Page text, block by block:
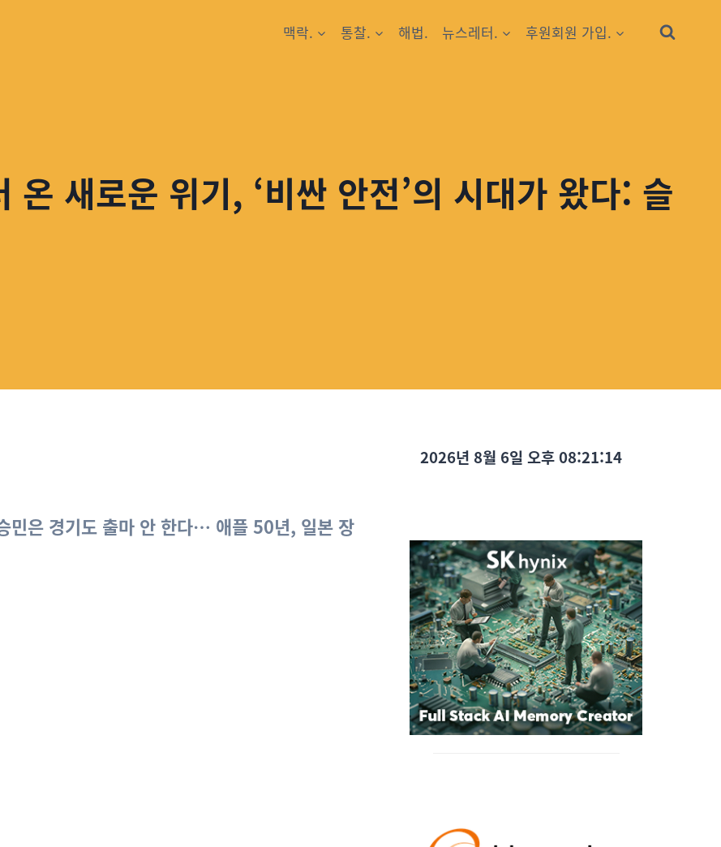
맥락. 통찰. 해법. 뉴스레터. 후원회원 가입.
온 새로운 위기, ‘비싼 안전’의 시대가 왔다: 슬
민은 경기도 출마 안 한다… 애플 50년, 일본 장
2026년 8월 6일 오후 08:21:15